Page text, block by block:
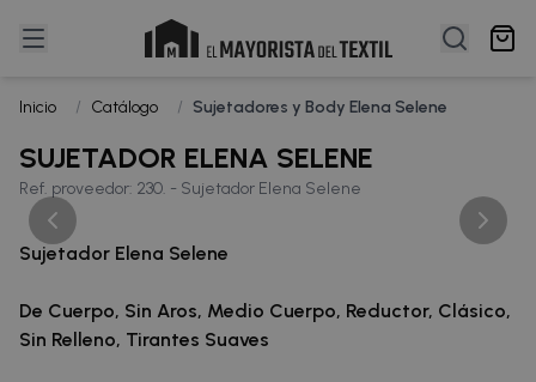
Inicio / Catálogo / Sujetadores y Body Elena Selene
SUJETADOR ELENA SELENE
Ref. proveedor: 230. - Sujetador Elena Selene
Sujetador Elena Selene
De Cuerpo, Sin Aros, Medio Cuerpo, Reductor, Clásico,
Sin Relleno, Tirantes Suaves